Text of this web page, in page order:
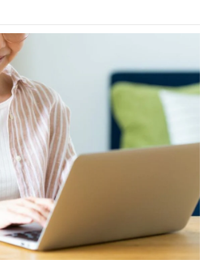
指す「円売り仕掛け」か、“行き
…「骨太ショック」の余波続く今
ル／円が大きく動く可能性【今週の
163円」の根拠】
2026/07/14
で急反落…為替介入と投機筋の円
週の米ドル／円予想レンジ「158
07